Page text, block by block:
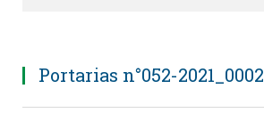
Portarias n°052-2021_0002